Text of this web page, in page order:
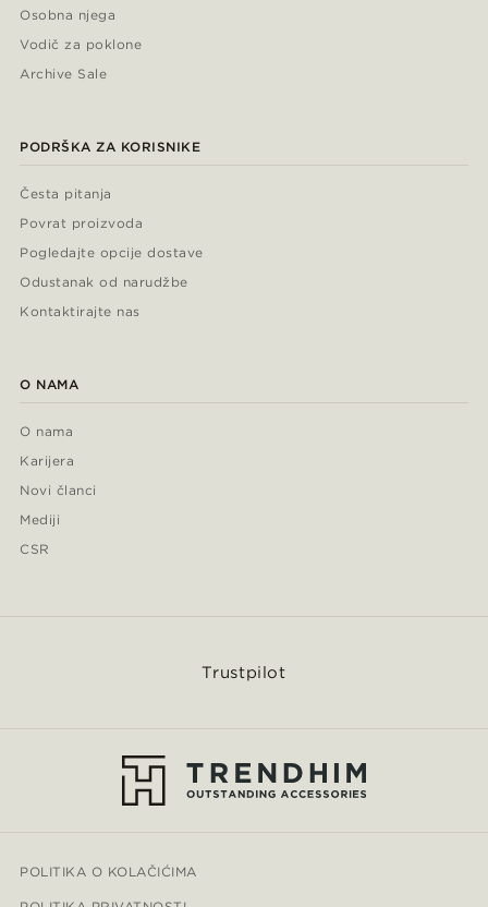
Osobna njega
Vodič za poklone
Archive Sale
PODRŠKA ZA KORISNIKE
Česta pitanja
Povrat proizvoda
Pogledajte opcije dostave
Odustanak od narudžbe
Kontaktirajte nas
O NAMA
O nama
Karijera
Novi članci
Mediji
CSR
Trustpilot
POLITIKA O KOLAČIĆIMA